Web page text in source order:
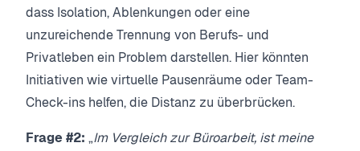
dass Isolation, Ablenkungen oder eine
unzureichende Trennung von Berufs- und
Privatleben ein Problem darstellen. Hier könnten
Initiativen wie virtuelle Pausenräume oder Team-
Check-ins helfen, die Distanz zu überbrücken.
Frage #2: „Im Vergleich zur Büroarbeit, ist meine